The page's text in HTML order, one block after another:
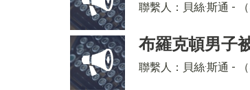
聯繫人：貝絲·斯通 -
布羅克頓男子
聯繫人：貝絲·斯通 -